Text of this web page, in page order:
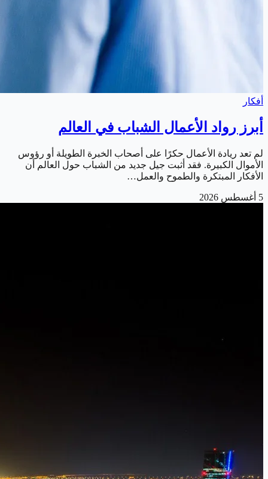
أفكار
أبرز رواد الأعمال الشباب في العالم
لم تعد ريادة الأعمال حكرًا على أصحاب الخبرة الطويلة أو رؤوس
الأموال الكبيرة. فقد أثبت جيل جديد من الشباب حول العالم أن
الأفكار المبتكرة والطموح والعمل…
5 أغسطس 2026